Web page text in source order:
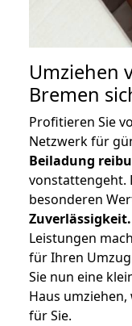
Umziehen
Bremen
Profitieren Sie
Netzwerk für
Beiladung
vonstattengeht.
besonderen
Zuverlässigkeit.
Leistungen
für Ihren
Sie nun eine
Haus
für Sie.